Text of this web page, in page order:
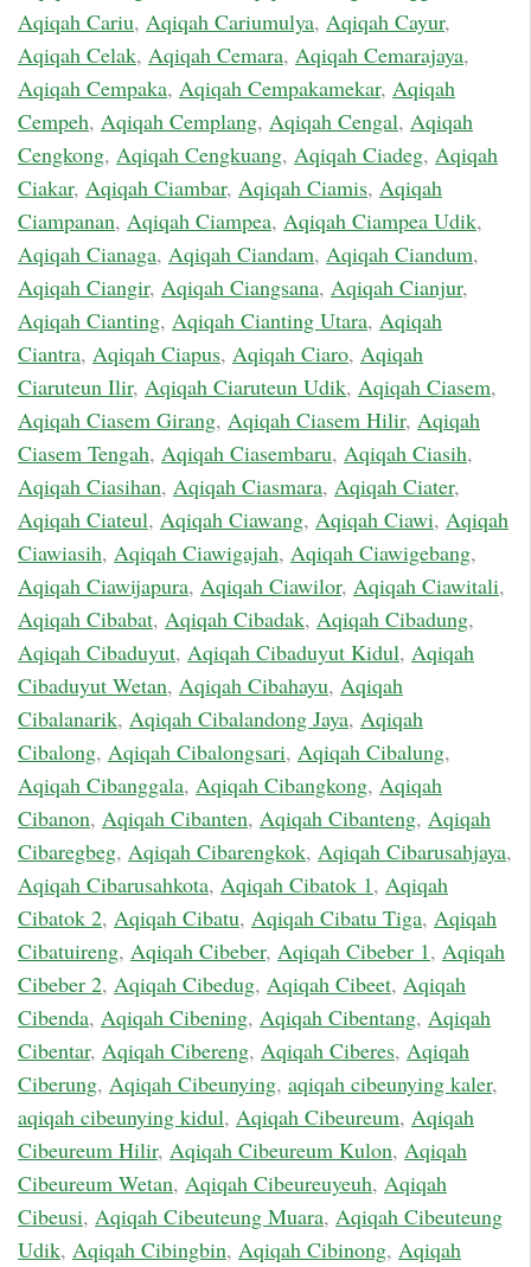
Aqiqah Cariu, Aqiqah Cariumulya, Aqiqah Cayur,
Aqiqah Celak, Aqiqah Cemara, Aqiqah Cemarajaya,
Aqiqah Cempaka, Aqiqah Cempakamekar, Aqiqah
Cempeh, Aqiqah Cemplang, Aqiqah Cengal, Aqiqah
Cengkong, Aqiqah Cengkuang, Aqiqah Ciadeg, Aqiqah
Ciakar, Aqiqah Ciambar, Aqiqah Ciamis, Aqiqah
Ciampanan, Aqiqah Ciampea, Aqiqah Ciampea Udik,
Aqiqah Cianaga, Aqiqah Ciandam, Aqiqah Ciandum,
Aqiqah Ciangir, Aqiqah Ciangsana, Aqiqah Cianjur,
Aqiqah Cianting, Aqiqah Cianting Utara, Aqiqah
Ciantra, Aqiqah Ciapus, Aqiqah Ciaro, Aqiqah
Ciaruteun Ilir, Aqiqah Ciaruteun Udik, Aqiqah Ciasem,
Aqiqah Ciasem Girang, Aqiqah Ciasem Hilir, Aqiqah
Ciasem Tengah, Aqiqah Ciasembaru, Aqiqah Ciasih,
Aqiqah Ciasihan, Aqiqah Ciasmara, Aqiqah Ciater,
Aqiqah Ciateul, Aqiqah Ciawang, Aqiqah Ciawi, Aqiqah
Ciawiasih, Aqiqah Ciawigajah, Aqiqah Ciawigebang,
Aqiqah Ciawijapura, Aqiqah Ciawilor, Aqiqah Ciawitali,
Aqiqah Cibabat, Aqiqah Cibadak, Aqiqah Cibadung,
Aqiqah Cibaduyut, Aqiqah Cibaduyut Kidul, Aqiqah
Cibaduyut Wetan, Aqiqah Cibahayu, Aqiqah
Cibalanarik, Aqiqah Cibalandong Jaya, Aqiqah
Cibalong, Aqiqah Cibalongsari, Aqiqah Cibalung,
Aqiqah Cibanggala, Aqiqah Cibangkong, Aqiqah
Cibanon, Aqiqah Cibanten, Aqiqah Cibanteng, Aqiqah
Cibaregbeg, Aqiqah Cibarengkok, Aqiqah Cibarusahjaya,
Aqiqah Cibarusahkota, Aqiqah Cibatok 1, Aqiqah
Cibatok 2, Aqiqah Cibatu, Aqiqah Cibatu Tiga, Aqiqah
Cibatuireng, Aqiqah Cibeber, Aqiqah Cibeber 1, Aqiqah
Cibeber 2, Aqiqah Cibedug, Aqiqah Cibeet, Aqiqah
Cibenda, Aqiqah Cibening, Aqiqah Cibentang, Aqiqah
Cibentar, Aqiqah Cibereng, Aqiqah Ciberes, Aqiqah
Ciberung, Aqiqah Cibeunying, aqiqah cibeunying kaler,
aqiqah cibeunying kidul, Aqiqah Cibeureum, Aqiqah
Cibeureum Hilir, Aqiqah Cibeureum Kulon, Aqiqah
Cibeureum Wetan, Aqiqah Cibeureuyeuh, Aqiqah
Cibeusi, Aqiqah Cibeuteung Muara, Aqiqah Cibeuteung
Udik, Aqiqah Cibingbin, Aqiqah Cibinong, Aqiqah